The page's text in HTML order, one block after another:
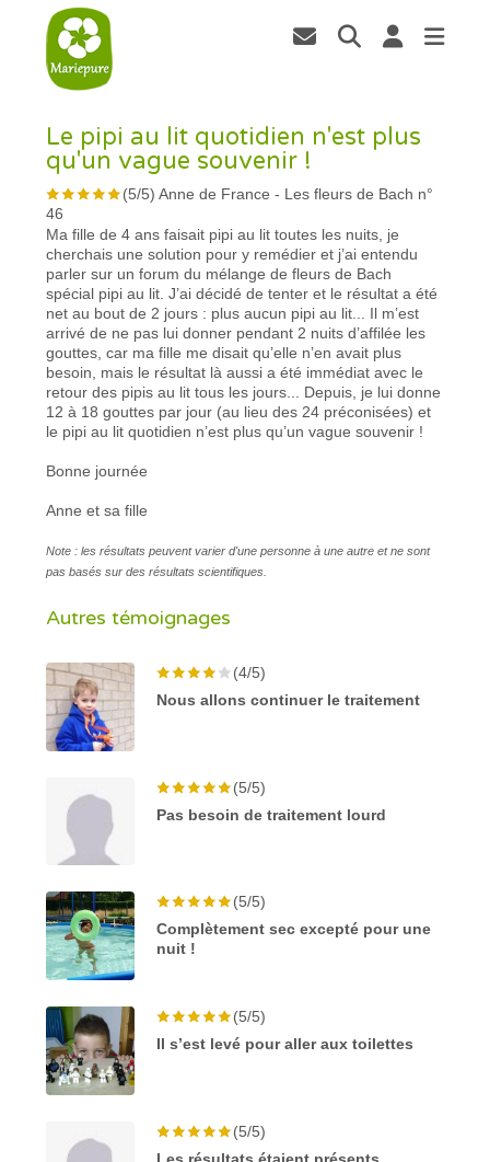
Le pipi au lit quotidien n'est plus
qu'un vague souvenir !
(5/5)Anne de France - Les fleurs de Bach n°
46
Ma fille de 4 ans faisait pipi au lit toutes les nuits, je
cherchais une solution pour y remédier et j’ai entendu
parler sur un forum du mélange de fleurs de Bach
spécial pipi au lit. J’ai décidé de tenter et le résultat a été
net au bout de 2 jours : plus aucun pipi au lit... Il m’est
arrivé de ne pas lui donner pendant 2 nuits d’affilée les
gouttes, car ma fille me disait qu’elle n’en avait plus
besoin, mais le résultat là aussi a été immédiat avec le
retour des pipis au lit tous les jours... Depuis, je lui donne
12 à 18 gouttes par jour (au lieu des 24 préconisées) et
le pipi au lit quotidien n’est plus qu’un vague souvenir !
Bonne journée
Anne et sa fille
Note : les résultats peuvent varier d'une personne à une autre et ne sont
pas basés sur des résultats scientifiques.
Autres témoignages
(4/5)
Nous allons continuer le traitement
(5/5)
Pas besoin de traitement lourd
(5/5)
Complètement sec excepté pour une
nuit !
(5/5)
Il s’est levé pour aller aux toilettes
(5/5)